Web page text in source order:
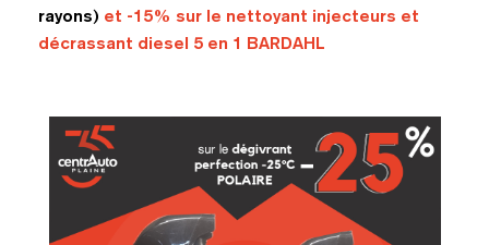
rayons) et -15% sur le nettoyant injecteurs et
décrassant diesel 5 en 1 BARDAHL